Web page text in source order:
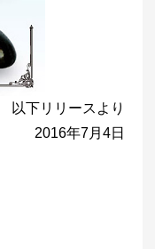
以下リリースより
2016年7月4日